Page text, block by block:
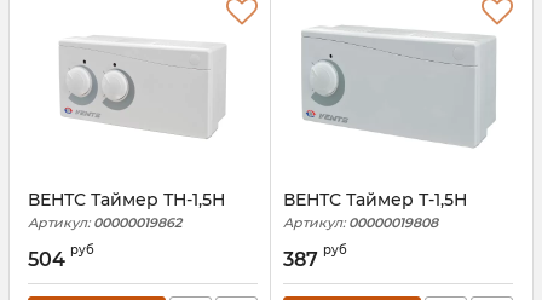
ВЕНТС Таймер ТН-1,5Н
Артикул: 00000019862
504 руб
ВЕНТС Таймер Т-1,5Н
Артикул: 00000019808
387 руб